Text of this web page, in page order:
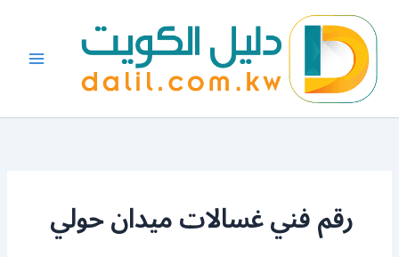
المحتوى
رقم فني غسالات ميدان حولي